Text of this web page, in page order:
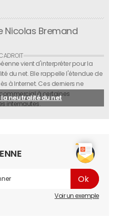
Nicolas Bremand
neutralité du net
vient d'interpréter pour la
du net. Elle rappelle l'étendue de
à Internet. Ces derniers ne
à certaines
internautes.
Voir un exemple